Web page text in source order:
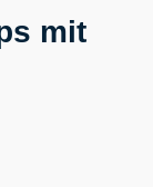
mit